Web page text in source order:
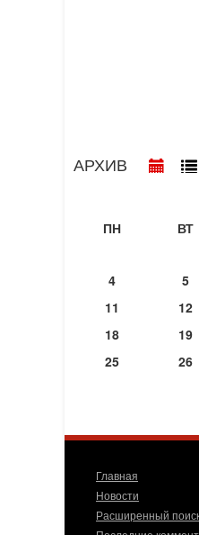
АРХИВ
ПН
ВТ
4
5
11
12
18
19
25
26
Главная
Новости
Расширенный